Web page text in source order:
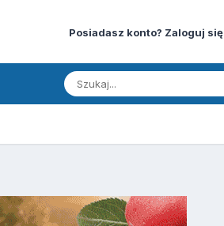
Posiadasz konto? Zaloguj się